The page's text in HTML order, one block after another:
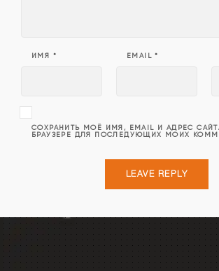
ИМЯ * EMAIL*
СОХРАНИТЬ МОЁ ИМЯ, EMAIL И АДРЕС
БРАУЗЕРЕ ДЛЯ ПОСЛЕДУЮЩИХ МОИХ